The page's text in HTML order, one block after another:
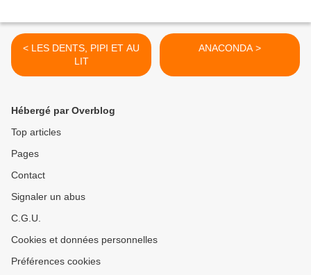
< LES DENTS, PIPI ET AU
LIT
ANACONDA >
Hébergé par Overblog
Top articles
Pages
Contact
Signaler un abus
C.G.U.
Cookies et données personnelles
Préférences cookies